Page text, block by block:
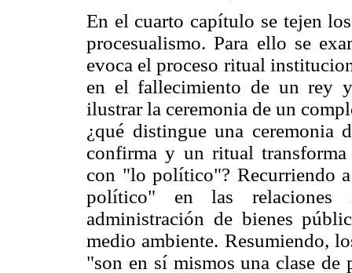
En el cuarto capítulo se tejen
procesualismo. Para ello se
evoca el proceso ritual
en el fallecimiento de un rey
ilustrar la ceremonia de un
¿qué distingue una ceremonia
confirma y un ritual transforma
con "lo político"? Recurriendo
político" en las relaciones
administración de bienes
medio ambiente. Resumiendo,
"son en sí mismos una clase de